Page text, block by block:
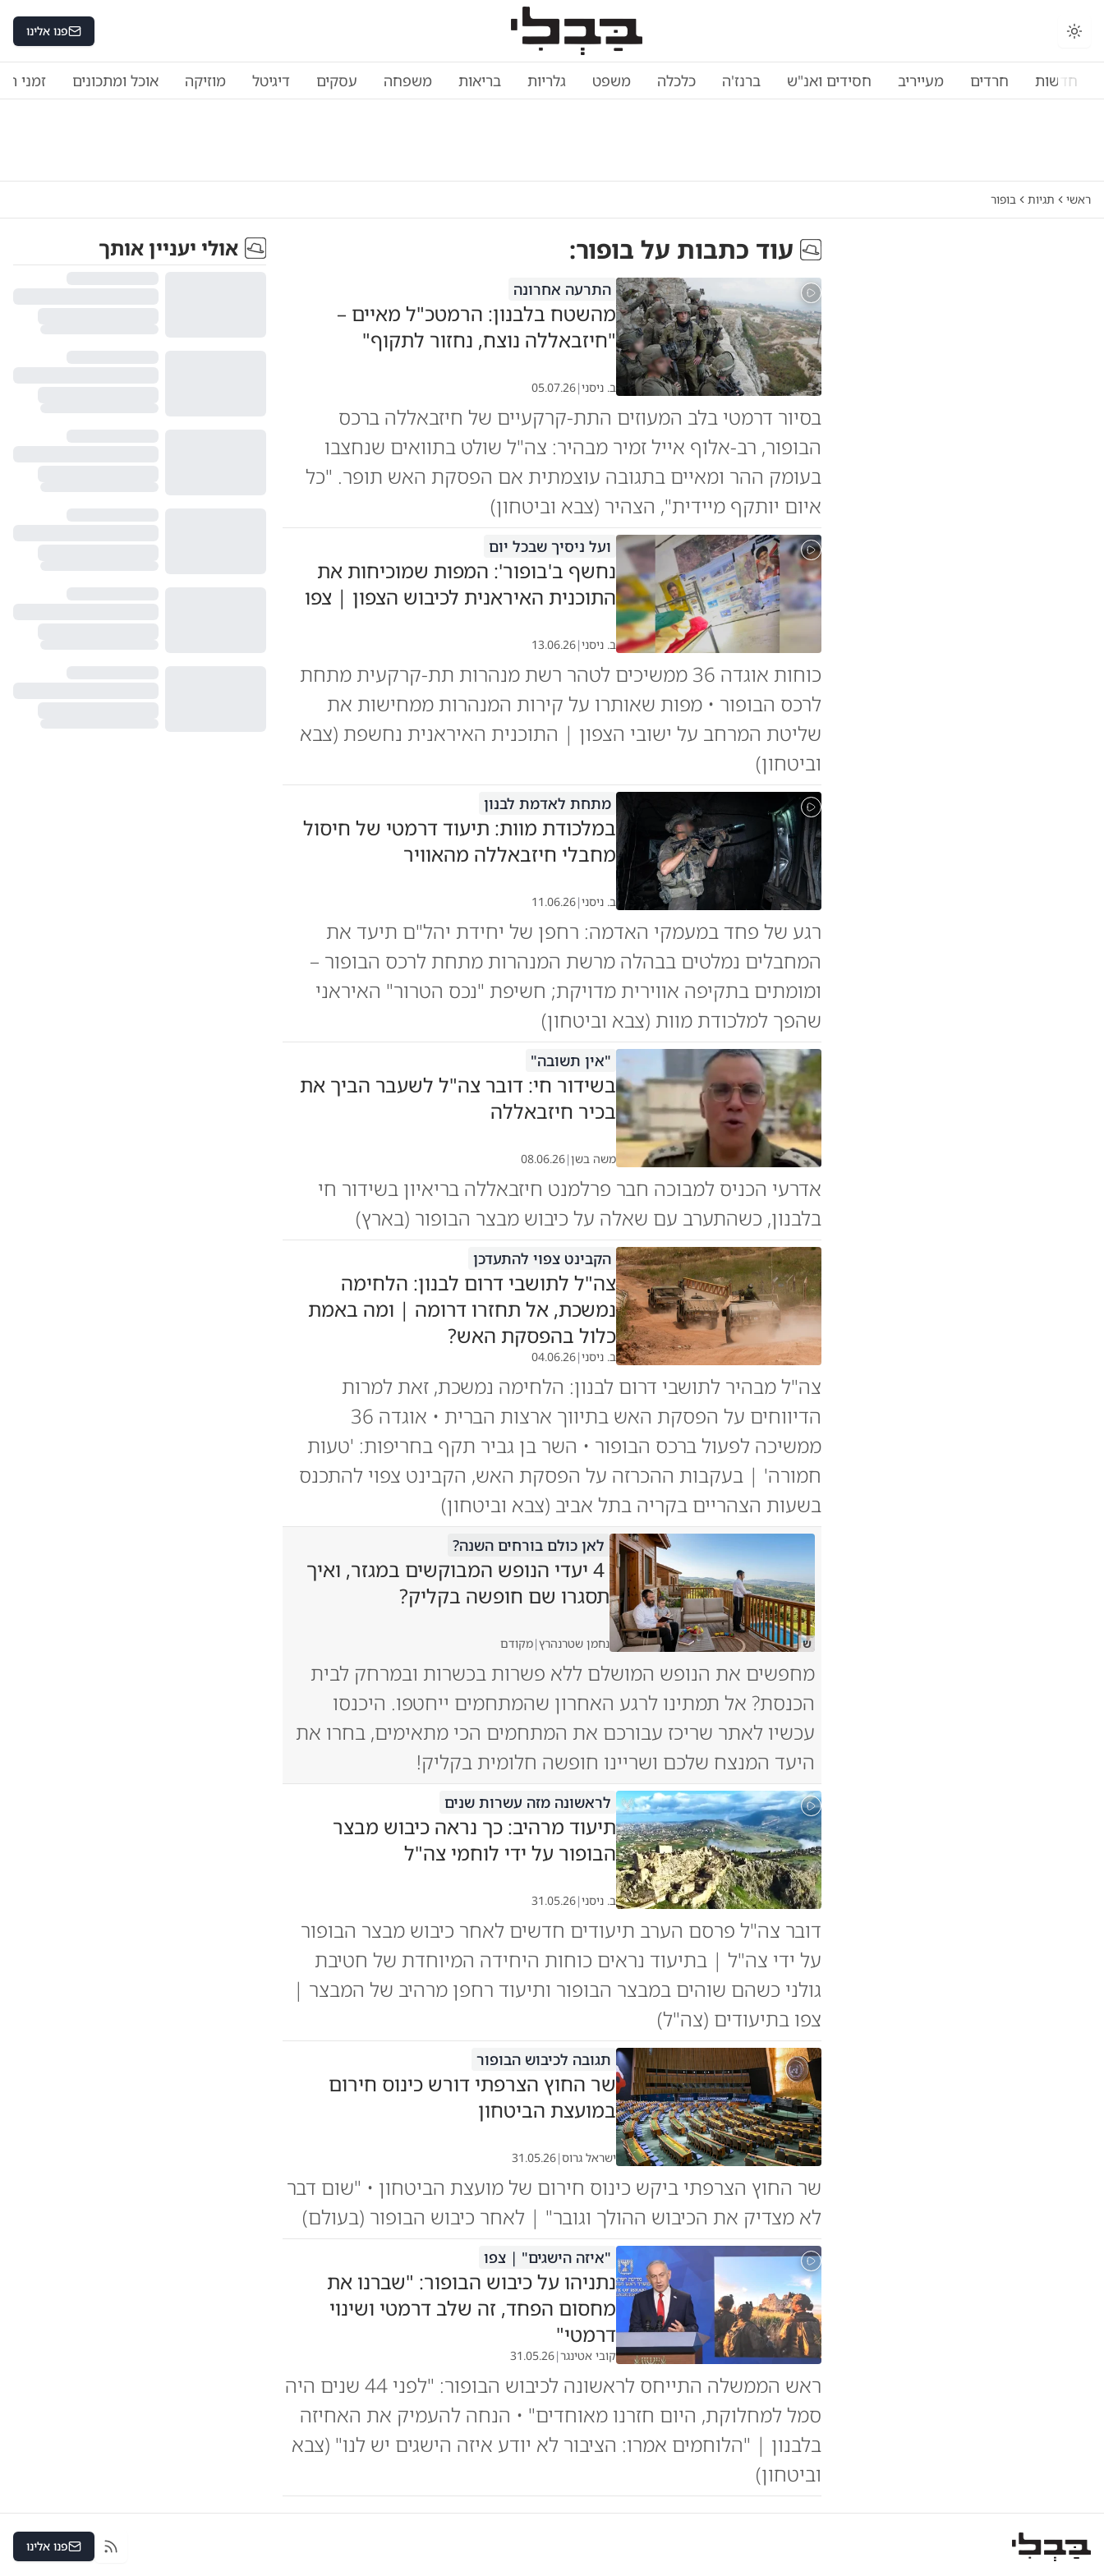
פנו אלינו
חדשות חרדים מעייריב חסידים ואנ"ש ברנז'ה כלכלה משפט גלריות בריאות משפחה עסקים דיגיטל מוזיקה אוכל ומתכונים זמני
ראשי תגיות בופור
עוד כתבות על בופור:
התרעה אחרונה
מהשטח בלבנון: הרמטכ"ל מאיים –
"חיזבאללה נוצח, נחזור לתקוף"
ב. ניסני|
05.07.26
בסיור דרמטי בלב המעוזים התת-קרקעיים של חיזבאללה ברכס
הבופור, רב-אלוף אייל זמיר מבהיר: צה"ל שולט בתוואים שנחצבו
בעומק ההר ומאיים בתגובה עוצמתית אם הפסקת האש תופר. "כל
איום יותקף מיידית", הצהיר (צבא וביטחון)
ועל ניסיך שבכל יום
נחשף ב'בופור': המפות שמוכיחות את
התוכנית האיראנית לכיבוש הצפון | צפו
ב. ניסני|
13.06.26
כוחות אוגדה 36 ממשיכים לטהר רשת מנהרות תת-קרקעית מתחת
לרכס הבופור • מפות שאותרו על קירות המנהרות ממחישות את
שליטת המרחב על ישובי הצפון | התוכנית האיראנית נחשפת (צבא
וביטחון)
מתחת לאדמת לבנון
במלכודת מוות: תיעוד דרמטי של חיסול
מחבלי חיזבאללה מהאוויר
ב. ניסני|
11.06.26
רגע של פחד במעמקי האדמה: רחפן של יחידת יהל"ם תיעד את
המחבלים נמלטים בבהלה מרשת המנהרות מתחת לרכס הבופור –
ומומתים בתקיפה אווירית מדויקת; חשיפת "נכס הטרור" האיראני
שהפך למלכודת מוות (צבא וביטחון)
"אין תשובה"
בשידור חי: דובר צה"ל לשעבר הביך את
בכיר חיזבאללה
משה בשן|
08.06.26
אדרעי הכניס למבוכה חבר פרלמנט חיזבאללה בריאיון בשידור חי
בלבנון, כשהתערב עם שאלה על כיבוש מבצר הבופור (בארץ)
הקבינט צפוי להתעדכן
צה"ל לתושבי דרום לבנון: הלחימה
נמשכת, אל תחזרו דרומה | ומה באמת
כלול בהפסקת האש?
ב. ניסני|
04.06.26
צה"ל מבהיר לתושבי דרום לבנון: הלחימה נמשכת, זאת למרות
הדיווחים על הפסקת האש בתיווך ארצות הברית • אוגדה 36
ממשיכה לפעול ברכס הבופור • השר בן גביר תקף בחריפות: 'טעות
חמורה' | בעקבות ההכרזה על הפסקת האש, הקבינט צפוי להתכנס
בשעות הצהריים בקריה בתל אביב (צבא וביטחון)
ש
לאן כולם בורחים השנה?
4 יעדי הנופש המבוקשים במגזר, ואיך
תסגרו שם חופשה בקליק?
נחמן שטרנהרץ|מקודם
מחפשים את הנופש המושלם ללא פשרות בכשרות ובמרחק לבית
הכנסת? אל תמתינו לרגע האחרון שהמתחמים ייחטפו. היכנסו
עכשיו לאתר שריכז עבורכם את המתחמים הכי מתאימים, בחרו את
היעד המנצח שלכם ושריינו חופשה חלומית בקליק!
לראשונה מזה עשרות שנים
תיעוד מרהיב: כך נראה כיבוש מבצר
הבופור על ידי לוחמי צה"ל
ב. ניסני|
31.05.26
דובר צה"ל פרסם הערב תיעודים חדשים לאחר כיבוש מבצר הבופור
על ידי צה"ל | בתיעוד נראים כוחות היחידה המיוחדת של חטיבת
גולני כשהם שוהים במבצר הבופור ותיעוד רחפן מרהיב של המבצר |
צפו בתיעודים (צה"ל)
תגובה לכיבוש הבופור
שר החוץ הצרפתי דורש כינוס חירום
במועצת הביטחון
ישראל גרוס|
31.05.26
שר החוץ הצרפתי ביקש כינוס חירום של מועצת הביטחון • "שום דבר
לא מצדיק את הכיבוש ההולך וגובר" | לאחר כיבוש הבופור (בעולם)
"איזה הישגים" | צפו
נתניהו על כיבוש הבופור: "שברנו את
מחסום הפחד, זה שלב דרמטי ושינוי
דרמטי"
קובי אטינגר|
31.05.26
ראש הממשלה התייחס לראשונה לכיבוש הבופור: "לפני 44 שנים היה
סמל למחלוקת, היום חזרנו מאוחדים" • הנחה להעמיק את האחיזה
בלבנון | "הלוחמים אמרו: הציבור לא יודע איזה הישגים יש לנו" (צבא
וביטחון)
אולי יעניין אותך
RSS פנו אלינו